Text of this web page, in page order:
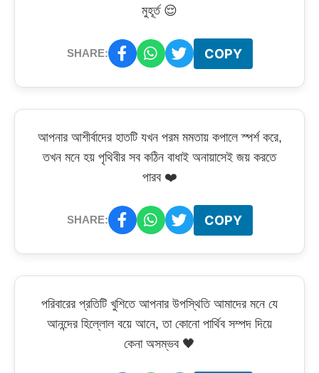
মুহূর্ত 😌
SHARE: COPY
আপনার আশীর্বাদের হাতটি যখন পরম মমতায় কপালে স্পর্শ করে,
তখন মনে হয় পৃথিবীর সব কঠিন বাধাই অনায়াসেই জয় করতে
পারব ❤️
SHARE: COPY
পরিবারের প্রতিটি খুশিতে আপনার উপস্থিতি আমাদের মনে যে
আনন্দের হিল্লোল বয়ে আনে, তা কোনো পার্থিব সম্পদ দিয়ে
কেনা অসম্ভব 🖤